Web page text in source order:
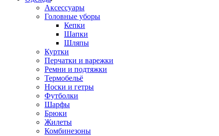
Аксессуары
Головные уборы
Кепки
Шапки
Шляпы
Куртки
Перчатки и варежки
Ремни и подтяжки
Термобельё
Носки и гетры
Футболки
Шарфы
Брюки
Жилеты
Комбинезоны